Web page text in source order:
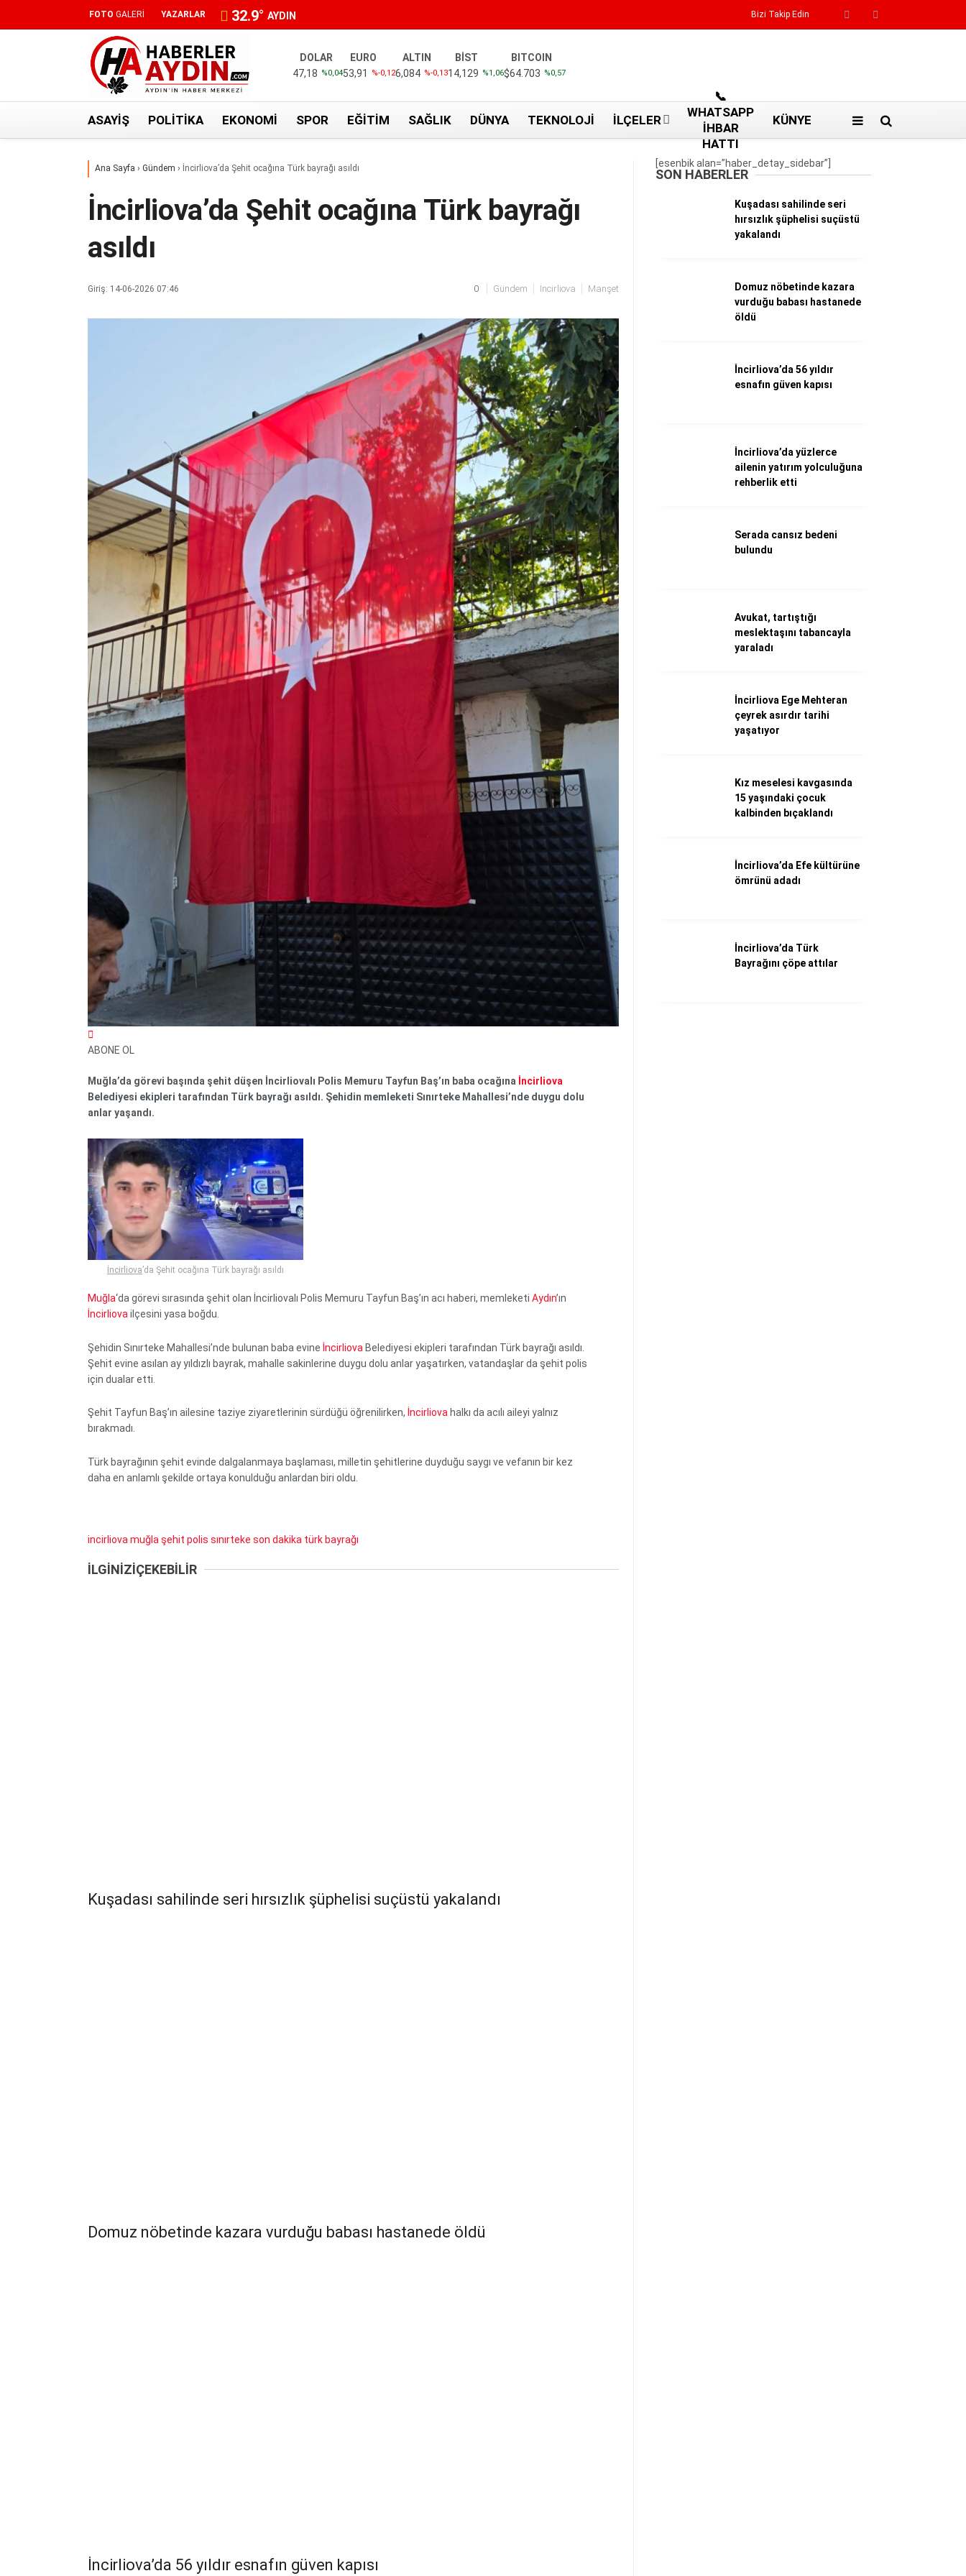
Aydın Haberleri
İletişim
Künye
FOTO GALERİ YAZARLAR 32.9° AYDIN Bizi Takip Edin
DOLAR
47,18 %0,04
EURO
53,91
%-0,12
ALTIN
6,084 %-0,13
BİST
14,129 %1,06
BITCOIN
$64.703 %0,57
ASAYIŞ POLITIKA EKONOMI SPOR EĞITIM SAĞLIK DÜNYA TEKNOLOJI İLÇELER
📞
WHATSAPP
İHBAR
HATTI
KÜNYE
Ana Sayfa › Gündem › İncirliova’da Şehit ocağına Türk bayrağı asıldı
İncirliova’da Şehit ocağına Türk bayrağı
asıldı
Giriş: 14-06-2026 07:46 0 Gündem İncirliova Manşet
ABONE OL
Muğla’da görevi başında şehit düşen İncirliovalı Polis Memuru Tayfun Baş’ın baba ocağına İncirliova
Belediyesi ekipleri tarafından Türk bayrağı asıldı. Şehidin memleketi Sınırteke Mahallesi’nde duygu dolu
anlar yaşandı.
İncirliova’da Şehit ocağına Türk bayrağı asıldı
Muğla‘da görevi sırasında şehit olan İncirliovalı Polis Memuru Tayfun Baş’ın acı haberi, memleketi Aydın’ın
İncirliovailçesini yasa boğdu.
Şehidin Sınırteke Mahallesi’nde bulunan baba evine İncirliova Belediyesi ekipleri tarafından Türk bayrağı asıldı.
Şehit evine asılan ay yıldızlı bayrak, mahalle sakinlerine duygu dolu anlar yaşatırken, vatandaşlar da şehit polis
için dualar etti.
Şehit Tayfun Baş’ın ailesine taziye ziyaretlerinin sürdüğü öğrenilirken, İncirliova halkı da acılı aileyi yalnız
bırakmadı.
Türk bayrağının şehit evinde dalgalanmaya başlaması, milletin şehitlerine duyduğu saygı ve vefanın bir kez
daha en anlamlı şekilde ortaya konulduğu anlardan biri oldu.
incirliovamuğlaşehit polis sınırteke son dakika türk bayrağı
İLGİNİZİÇEKEBİLİR
Kuşadası sahilinde seri hırsızlık şüphelisi suçüstü yakalandı
Domuz nöbetinde kazara vurduğu babası hastanede öldü
İncirliova’da 56 yıldır esnafın güven kapısı
[esenbik alan=”haber_detay_sidebar”]
SON HABERLER
Kuşadası sahilinde seri
hırsızlık şüphelisi suçüstü
yakalandı
Domuz nöbetinde kazara
vurduğu babası hastanede
öldü
İncirliova’da 56 yıldır
esnafın güven kapısı
İncirliova’da yüzlerce
ailenin yatırım yolculuğuna
rehberlik etti
Serada cansız bedeni
bulundu
Avukat, tartıştığı
meslektaşını tabancayla
yaraladı
İncirliova Ege Mehteran
çeyrek asırdır tarihi
yaşatıyor
Kız meselesi kavgasında
15 yaşındaki çocuk
kalbinden bıçaklandı
İncirliova’da Efe kültürüne
ömrünü adadı
İncirliova’da Türk
Bayrağını çöpe attılar